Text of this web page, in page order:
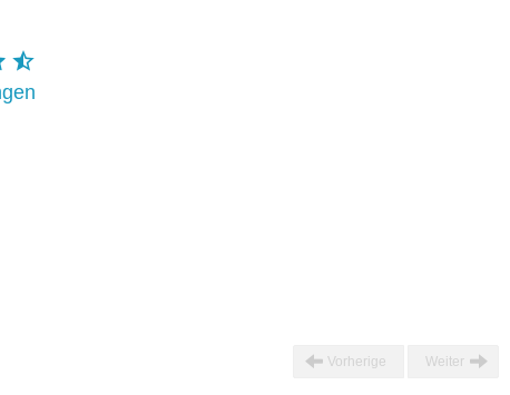
Vorherige Weiter